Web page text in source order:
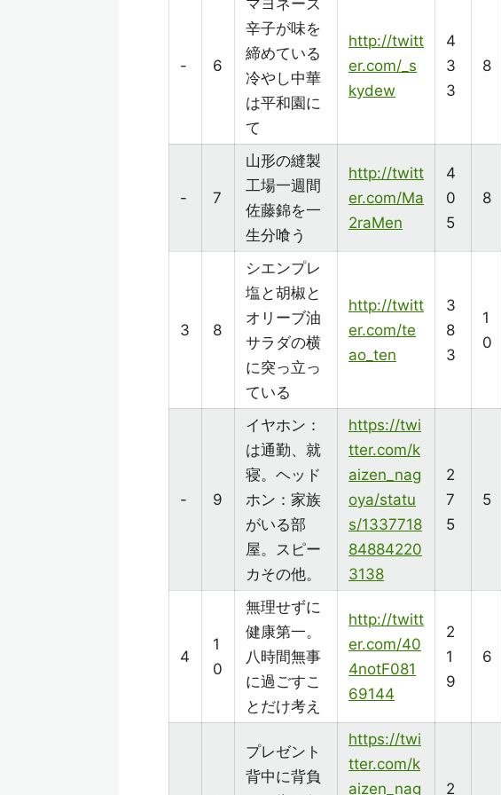
- 6
辛子が味を
締めている
冷やし中華
は平和園に
て
http://twitt
er.com/_s
kydew
4
3
3
8
- 7
山形の縫製
工場一週間
佐藤錦を一
生分喰う
http://twitt
er.com/Ma
2raMen
4
0
5
8
3 8
シエンプレ
塩と胡椒と
オリーブ油
サラダの横
に突っ立っ
ている
http://twitt
er.com/te
ao_ten
3
8
3
1
0
- 9
イヤホン：
は通勤、就
寝。ヘッド
ホン：家族
がいる部
屋。スピー
カその他。
https://twi
tter.com/k
aizen_nag
oya/statu
s/1337718
84884220
3138
2
7
5
5
4
1
0
無理せずに
健康第一。
八時間無事
に過ごすこ
とだけ考え
http://twitt
er.com/40
4notF081
69144
2
1
9
6
プレゼント
背中に背負
https://twi
tter.com/k
aizen_nag
2